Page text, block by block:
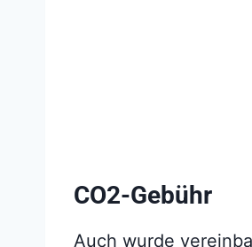
CO2-Gebühr
Auch wurde